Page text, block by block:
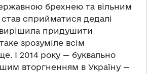
брехнею та вільним
сприйматися дедалі
придушити
зрозуміле всім
І 2014 року — буквально
вторгненням в Україну —